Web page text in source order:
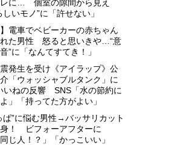
に… 個室の隙間から見え
しいモノ”に「許せない」
】電車でベビーカーの赤ちゃん
た男性 怒ると思いきや…“意
”に「なんてすてき！」
発生を受け《アイラップ》公
「ウォッシャブルタンク」に
いねの反響 SNS「水の節約に
」「持ってた方がよい」
ぱ”に悩む男性→バッサリカット
！ ビフォーアフターに
同じ人！？」「かっこいい」